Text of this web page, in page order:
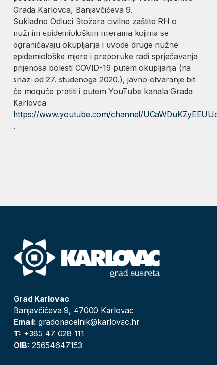
Grada Karlovca, Banjavčićeva 9.
Sukladno Odluci Stožera civilne zaštite RH o
nužnim epidemiološkim mjerama kojima se
ograničavaju okupljanja i uvode druge nužne
epidemiološke mjere i preporuke radi sprječavanja
prijenosa bolesti COVID-19 putem okupljanja (na
snazi od 27. studenoga 2020.), javno otvaranje bit
će moguće pratiti i putem YouTube kanala Grada
Karlovca
https://www.youtube.com/channel/
.
Grad Karlovac
Banjavčićeva 9, 47000 Karlovac
Email: gradonacelnik@karlovac.hr
T: +385 47 628 111
OIB: 25654647153